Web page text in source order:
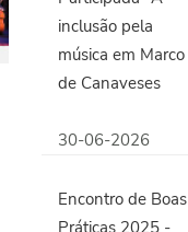
inclusão pela
música em Marco
de Canaveses
30-06-2026
Encontro de Boas
Práticas 2025 -